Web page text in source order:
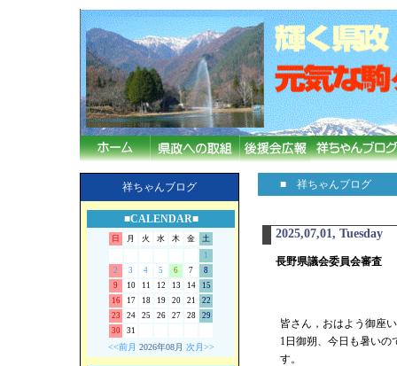
祥ちゃんブログ
■CALENDAR■
日 月 火 水 木 金
土
1
2
3 4 5 6 7
8
9
10 11 12 13 14
15
16
17 18 19 20 21
22
23
24 25 26 27 28
29
30
31
<<前月 2026年08月 次月>>
■ 祥ちゃんブログ
2025,07,01, Tuesday
長野県議会委員会審査
皆さん，おはよう御座
1日御朔、今日も暑い
す。